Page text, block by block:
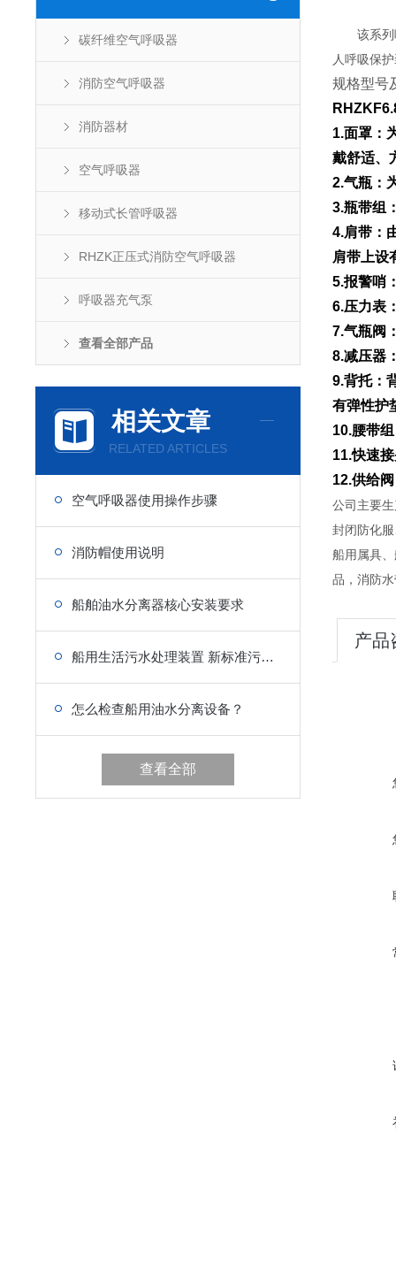
碳纤维空气呼吸器
消防空气呼吸器
消防器材
空气呼吸器
移动式长管呼吸器
RHZK正压式消防空气呼吸器
呼吸器充气泵
查看全部产品
相关文章
RELATED ARTICLES
空气呼吸器使用操作步骤
消防帽使用说明
船舶油水分离器核心安装要求
船用生活污水处理装置 新标准污水处理设备
怎么检查船用油水分离设备？
查看全部
该系列呼
人呼吸保
规格型号
1.面罩：
戴舒适、
2.气瓶：
3.瓶带组
4.肩带：
肩带上设
5.报警哨
6.压力表
7.气瓶阀
8.减压器
9.背托：
有弹性护
10.腰带
11.快速
12.供给
公司主要
封闭防化
船用属具
品，消防
产品